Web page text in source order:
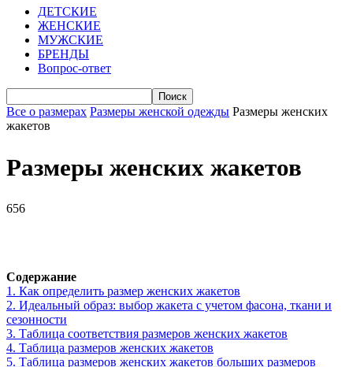
ДЕТСКИЕ
ЖЕНСКИЕ
МУЖСКИЕ
БРЕНДЫ
Вопрос-ответ
Все о размерах Размеры женской одежды Размеры женских
жакетов
Размеры женских жакетов
656
Содержание
1. Как определить размер женских жакетов
2. Идеальный образ: выбор жакета с учетом фасона, ткани и
сезонности
3. Таблица соответствия размеров женских жакетов
4. Таблица размеров женских жакетов
5. Таблица размеров женских жакетов больших размеров